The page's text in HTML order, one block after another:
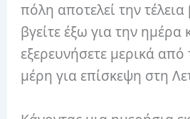
πόλη αποτελεί την
βγείτε έξω για την ημέρα
εξερευνήσετε μερικά
μέρη για επίσκεψη στη